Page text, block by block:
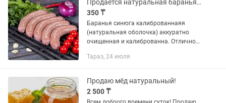
Продается натуральная баранья оболочка(синюга)
350 ₸
Баранья синюга калиброваннаяя
(натуральная оболочка) аккуратно
очищенная и калиброванна. Отлично
домашних деликатесов и мясной
🔹...
Тараз, 24 июля
Продаю мёд натуральный!
2 500 ₸